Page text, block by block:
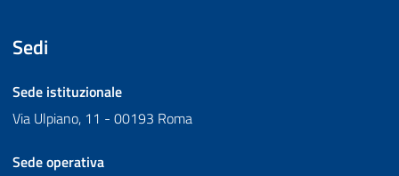
Sedi
Sede istituzionale
Via Ulpiano, 11 - 00193 Roma
Sede operativa